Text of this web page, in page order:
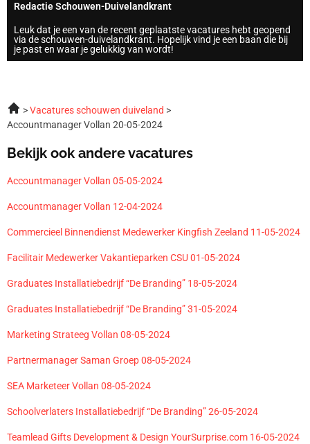
Redactie Schouwen-Duivelandkrant
Leuk dat je een van de recent geplaatste vacatures hebt geopend
via de schouwen-duivelandkrant. Hopelijk vind je een baan die bij
je past en waar je gelukkig van wordt!
Vacatures schouwen duiveland
Accountmanager Vollan 20-05-2024
Bekijk ook andere vacatures
Accountmanager Vollan 05-05-2024
Accountmanager Vollan 12-04-2024
Commercieel Binnendienst Medewerker Kingfish Zeeland 11-05-2024
Facilitair Medewerker Vakantieparken CSU 01-05-2024
Graduates Installatiebedrijf “De Branding” 18-05-2024
Graduates Installatiebedrijf “De Branding” 31-05-2024
Marketing Strateeg Vollan 08-05-2024
Partnermanager Saman Groep 08-05-2024
SEA Marketeer Vollan 08-05-2024
Schoolverlaters Installatiebedrijf “De Branding” 26-05-2024
Teamlead Gifts Development & Design YourSurprise.com 16-05-2024